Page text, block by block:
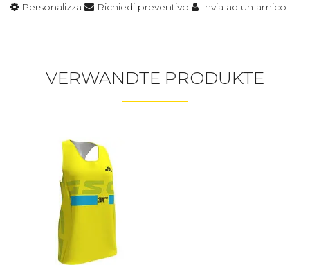
Personalizza Richiedi preventivo Invia ad un amico
VERWANDTE PRODUKTE